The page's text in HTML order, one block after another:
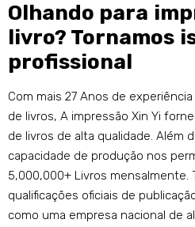
Olhando para
livro? Tornamos
profissional
Com mais 27 Anos de
de livros, A impressão Xin Yi
de livros de alta qualidade. Além
capacidade de produção nos
5,000,000+ Livros mensalmente.
qualificações oficiais de
como uma empresa nacional de